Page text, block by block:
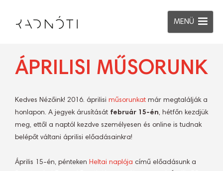
MENÜ
ÁPRILISI MŰSORUNK
Kedves Nézőink! 2016. áprilisi műsorunkat már megtalálják a
honlapon. A jegyek árusítását február 15-én, hétfőn kezdjük
meg, ettől a naptól kezdve személyesen és online is tudnak
belépőt váltani áprilisi előadásainkra!
Április 15-én, pénteken Heltai naplója című előadásunk a